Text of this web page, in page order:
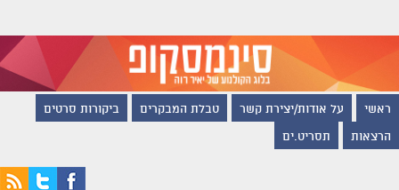
ראשי על אודות/יצירת קשר טבלת המבקרים ביקורות סרטים
הרצאות תסריט.ים